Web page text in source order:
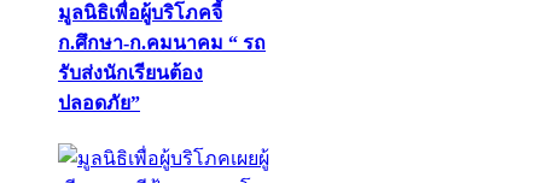
มูลนิธิเพื่อผู้บริโภคจี้
ก.ศึกษา-ก.คมนาคม “ รถ
รับส่งนักเรียนต้อง
ปลอดภัย”